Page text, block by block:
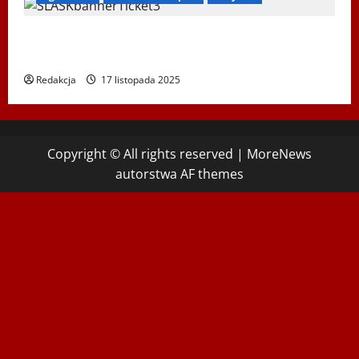
Redakcja 17 listopada 2025
Copyright © All rights reserved | MoreNews
autorstwa AF themes